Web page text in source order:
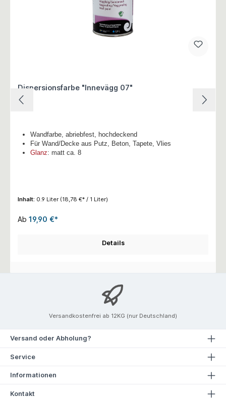
Dispersionsfarbe "Innevägg 07"
Wandfarbe, abriebfest, hochdeckend
Für Wand/Decke aus Putz, Beton, Tapete, Vlies
Glanz: matt ca. 8
Inhalt: 0.9 Liter (18,78 €* / 1 Liter)
Ab 19,90 €*
Details
Versandkostenfrei ab 12KG (nur Deutschland)
Versand oder Abholung?
Service
Informationen
Kontakt